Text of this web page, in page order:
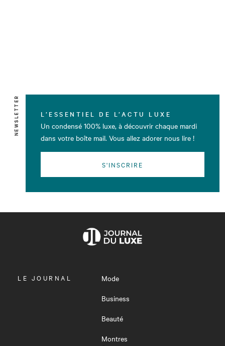
NEWSLETTER L’ESSENTIEL DE L’ACTU LUXE
Un condensé 100% luxe, à découvrir chaque mardi
dans votre boîte mail. Vous allez adorer nous lire !
S'INSCRIRE
OUVRIR
LE JOURNAL
Mode
Business
Beauté
Montres